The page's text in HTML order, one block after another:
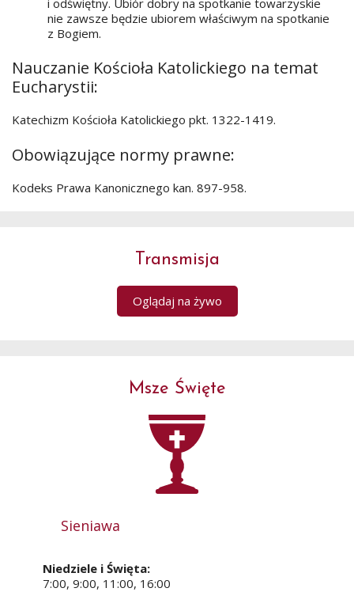
nie zawsze będzie ubiorem właściwym na spotkanie
z Bogiem.
Nauczanie Kościoła Katolickiego na temat
Eucharystii:
Katechizm Kościoła Katolickiego pkt. 1322-1419.
Obowiązujące normy prawne:
Kodeks Prawa Kanonicznego kan. 897-958.
Transmisja
Oglądaj na żywo
Msze Święte
Sieniawa
Niedziele i Święta:
7:00, 9:00, 11:00, 16:00